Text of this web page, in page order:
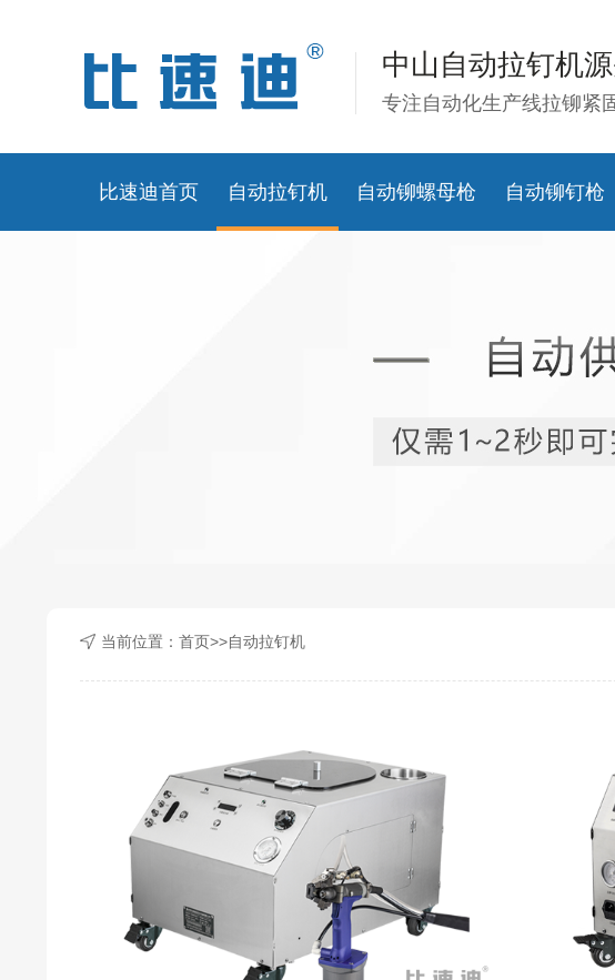
中山自动拉钉机
专注自动化生产线拉铆紧
比速迪首页 自动拉钉机 自动铆螺母枪 自动铆钉枪
当前位置： 首页>>自动拉钉机